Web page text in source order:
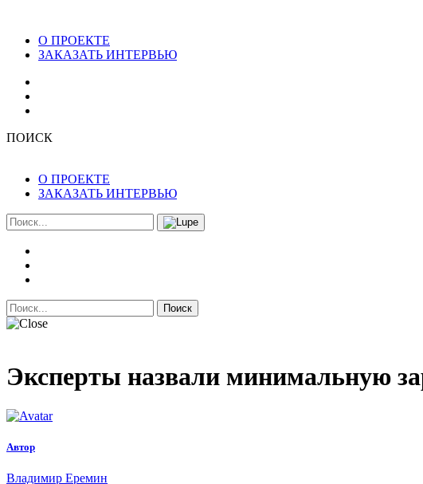
О ПРОЕКТЕ
ЗАКАЗАТЬ ИНТЕРВЬЮ
ПОИСК
О ПРОЕКТЕ
ЗАКАЗАТЬ ИНТЕРВЬЮ
Поиск
Эксперты назвали минимальную
Автор
Владимир Еремин